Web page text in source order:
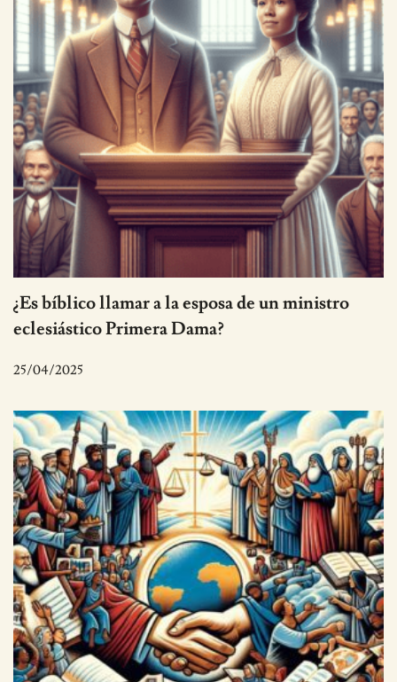
¿Es bíblico llamar a la esposa de un ministro
eclesiástico Primera Dama?
25/04/2025